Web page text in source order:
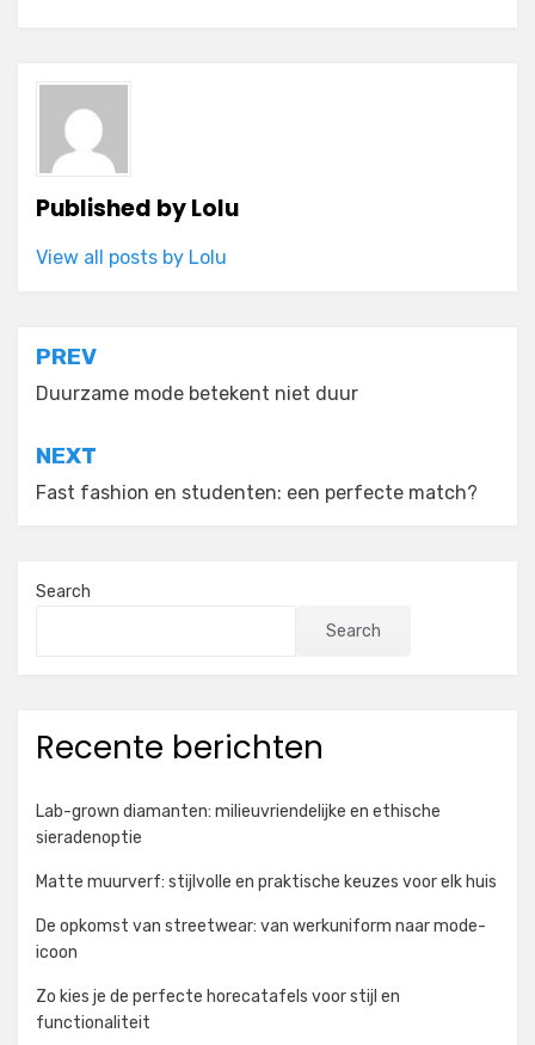
Published byLolu
View all posts by Lolu
Post
navigation
PREV
Duurzame mode betekent niet duur
NEXT
Fast fashion en studenten: een perfecte match?
Search
Search
Recente berichten
Lab-grown diamanten: milieuvriendelijke en ethische
sieradenoptie
Matte muurverf: stijlvolle en praktische keuzes voor elk huis
De opkomst van streetwear: van werkuniform naar mode-
icoon
Zo kies je de perfecte horecatafels voor stijl en
functionaliteit